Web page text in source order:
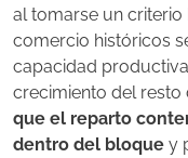
al tomarse un
comercio históricos
capacidad
crecimiento del resto
que el reparto
dentro del bloque y